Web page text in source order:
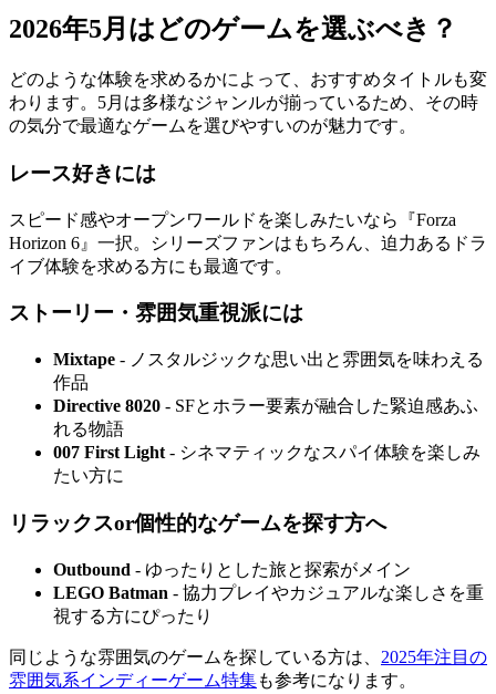
2026年5月はどのゲームを選ぶべき？
どのような体験を求めるかによって、おすすめタイトルも変
わります。5月は多様なジャンルが揃っているため、その時
の気分で最適なゲームを選びやすいのが魅力です。
レース好きには
スピード感やオープンワールドを楽しみたいなら『Forza
Horizon 6』一択。シリーズファンはもちろん、迫力あるドラ
イブ体験を求める方にも最適です。
ストーリー・雰囲気重視派には
Mixtape - ノスタルジックな思い出と雰囲気を味わえる
作品
Directive 8020 - SFとホラー要素が融合した緊迫感あふ
れる物語
007 First Light - シネマティックなスパイ体験を楽しみ
たい方に
リラックスor個性的なゲームを探す方へ
Outbound - ゆったりとした旅と探索がメイン
LEGO Batman - 協力プレイやカジュアルな楽しさを重
視する方にぴったり
同じような雰囲気のゲームを探している方は、 2025年注目の
雰囲気系インディーゲーム特集も参考になります。